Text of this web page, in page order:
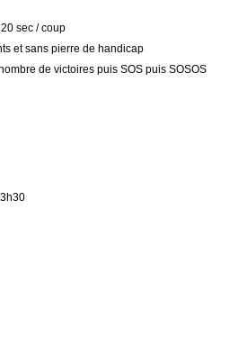
sec / coup
et sans pierre de handicap
de victoires puis SOS puis SOSOS